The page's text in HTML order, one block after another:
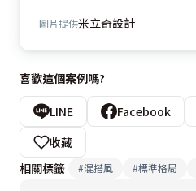
圖片提供米立奇設計
喜歡這個案例嗎?
LINE Facebook
收藏
相關標籤
#混搭風 #標準格局